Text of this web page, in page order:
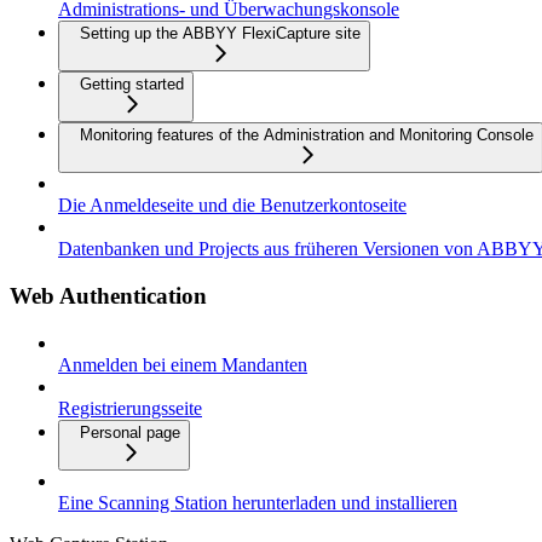
Administrations- und Überwachungskonsole
Setting up the ABBYY FlexiCapture site
Getting started
Monitoring features of the Administration and Monitoring Console
Die Anmeldeseite und die Benutzerkontoseite
Datenbanken und Projects aus früheren Versionen von
Web Authentication
Anmelden bei einem Mandanten
Registrierungsseite
Personal page
Eine Scanning Station herunterladen und installieren